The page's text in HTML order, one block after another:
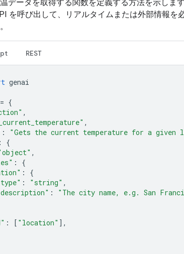
データを取得する関数を定義する方法を示しま
を呼び出して、リアルタイムまたは外部情報を
REST
genai
= {
,
,
: "Gets the current temperature for a given
:
{
,
:
{
:
{
: "string" ,
: "The city name, e.g. San
: [ "location" ],